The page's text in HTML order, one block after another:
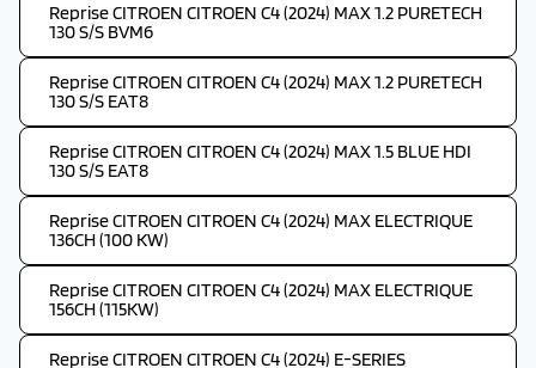
Reprise CITROEN CITROEN C4 (2024) MAX 1.2 PURETECH
130 S/S BVM6
Reprise CITROEN CITROEN C4 (2024) MAX 1.2 PURETECH
130 S/S EAT8
Reprise CITROEN CITROEN C4 (2024) MAX 1.5 BLUE HDI
130 S/S EAT8
Reprise CITROEN CITROEN C4 (2024) MAX ELECTRIQUE
136CH (100 KW)
Reprise CITROEN CITROEN C4 (2024) MAX ELECTRIQUE
156CH (115KW)
Reprise CITROEN CITROEN C4 (2024) E-SERIES